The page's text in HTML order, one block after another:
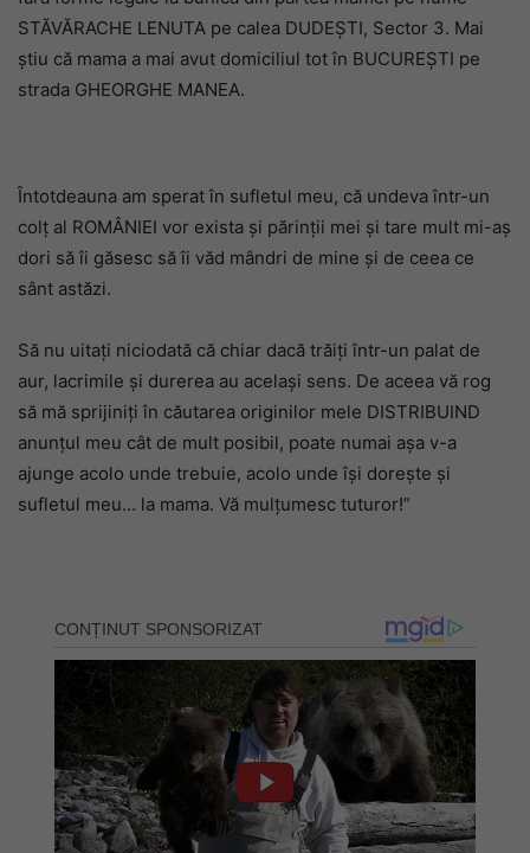
STĂVĂRACHE LENUTA pe calea DUDEȘTI, Sector 3. Mai
știu că mama a mai avut domiciliul tot în BUCUREȘTI pe
strada GHEORGHE MANEA.
Întotdeauna am sperat în sufletul meu, că undeva într-un
colț al ROMÂNIEI vor exista și părinții mei și tare mult mi-aș
dori să îi găsesc să îi văd mândri de mine și de ceea ce
sânt astăzi.
Să nu uitați niciodată că chiar dacă trăiți într-un palat de
aur, lacrimile și durerea au același sens. De aceea vă rog
să mă sprijiniți în căutarea originilor mele DISTRIBUIND
anunțul meu cât de mult posibil, poate numai așa v-a
ajunge acolo unde trebuie, acolo unde își dorește și
sufletul meu… la mama. Vă mulțumesc tuturor!”